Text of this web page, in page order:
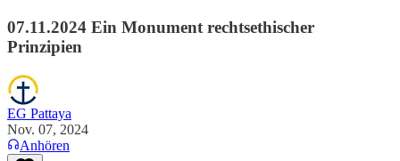
07.11.2024 Ein Monument rechtsethischer
Prinzipien
EG Pattaya
Nov. 07, 2024
Anhören